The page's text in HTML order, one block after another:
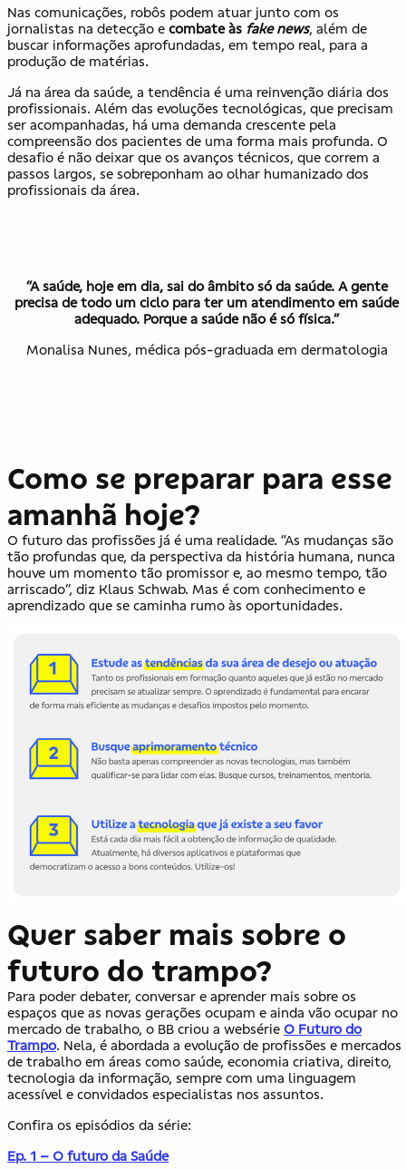
Nas comunicações, robôs podem atuar junto com os
jornalistas na detecção e combate às fake news, além de
buscar informações aprofundadas, em tempo real, para a
produção de matérias.
Já na área da saúde, a tendência é uma reinvenção diária dos
profissionais. Além das evoluções tecnológicas, que precisam
ser acompanhadas, há uma demanda crescente pela
compreensão dos pacientes de uma forma mais profunda. O
desafio é não deixar que os avanços técnicos, que correm a
passos largos, se sobreponham ao olhar humanizado dos
profissionais da área.
“A saúde, hoje em dia, sai do âmbito só da saúde. A gente
precisa de todo um ciclo para ter um atendimento em saúde
adequado. Porque a saúde não é só física.”
Monalisa Nunes, médica pós-graduada em dermatologia
Como se preparar para esse
amanhã hoje?
O futuro das profissões já é uma realidade. “As mudanças são
tão profundas que, da perspectiva da história humana, nunca
houve um momento tão promissor e, ao mesmo tempo, tão
arriscado”, diz Klaus Schwab. Mas é com conhecimento e
aprendizado que se caminha rumo às oportunidades.
Quer saber mais sobre o
futuro do trampo?
Para poder debater, conversar e aprender mais sobre os
espaços que as novas gerações ocupam e ainda vão ocupar no
mercado de trabalho, o BB criou a websérie O Futuro do
Trampo. Nela, é abordada a evolução de profissões e mercados
de trabalho em áreas como saúde, economia criativa, direito,
tecnologia da informação, sempre com uma linguagem
acessível e convidados especialistas nos assuntos.
Confira os episódios da série:
Ep. 1 – O futuro da Saúde